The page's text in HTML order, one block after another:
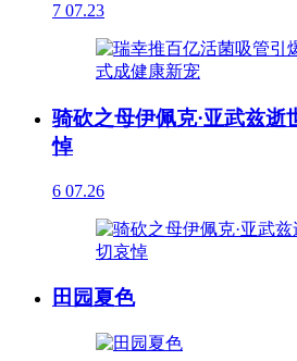
7 07.23
骑砍之母伊佩克·亚武兹逝
悼
6 07.26
田园夏色